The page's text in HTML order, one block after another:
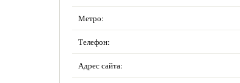
Метро:
Телефон:
Адрес сайта: